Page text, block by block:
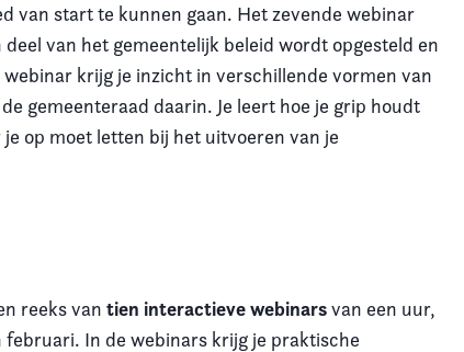
van start te kunnen gaan. Het zevende webinar
deel van het gemeentelijk beleid wordt opgesteld en
krijg je inzicht in verschillende vormen van
gemeenteraad daarin. Je leert hoe je grip houdt
op moet letten bij het uitvoeren van je
reeks van tien interactieve webinarsvan een uur,
In de webinars krijg je praktische